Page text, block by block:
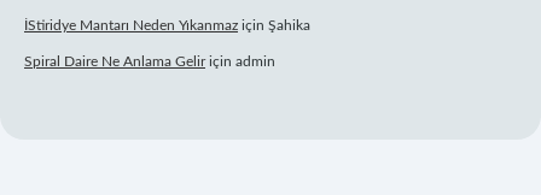
İStiridye Mantarı Neden Yıkanmaz için Şahika
Spiral Daire Ne Anlama Geliriçin admin